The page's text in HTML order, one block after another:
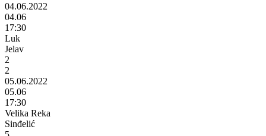
04.06.2022
04.06
17:30
Luk
Jelav
2
2
05.06.2022
05.06
17:30
Velika Reka
Sinđelić